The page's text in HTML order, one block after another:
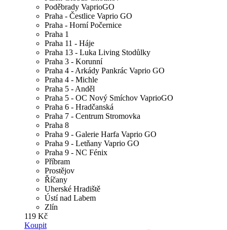
Poděbrady VaprioGO
Praha - Čestlice Vaprio GO
Praha - Horní Počernice
Praha 1
Praha 11 - Háje
Praha 13 - Luka Living Stodůlky
Praha 3 - Korunní
Praha 4 - Arkády Pankrác Vaprio GO
Praha 4 - Michle
Praha 5 - Anděl
Praha 5 - OC Nový Smíchov VaprioGO
Praha 6 - Hradčanská
Praha 7 - Centrum Stromovka
Praha 8
Praha 9 - Galerie Harfa Vaprio GO
Praha 9 - Letňany Vaprio GO
Praha 9 - NC Fénix
Příbram
Prostějov
Říčany
Uherské Hradiště
Ústí nad Labem
Zlín
119 Kč
Koupit